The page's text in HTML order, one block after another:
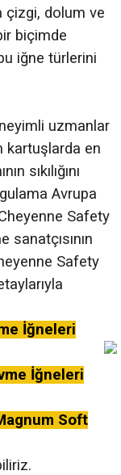
çizgi, dolum ve
biçimde
iğne türlerini
uzmanlar
kartuşlarda en
sıkılığını
Avrupa
Safety
sanatçısının
Safety
İğneleri
İğneleri
Soft